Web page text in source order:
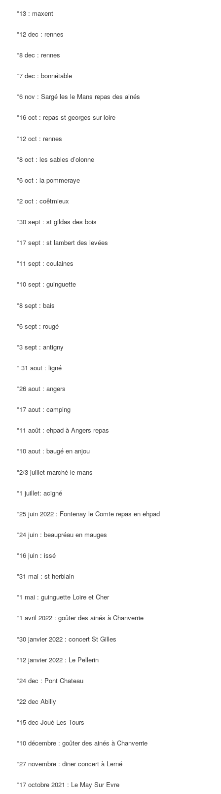
*13 : maxent
*12 dec : rennes
*8 dec : rennes
*7 dec : bonnétable
*6 nov : Sargé les le Mans repas des ainés
*16 oct : repas st georges sur loire
*12 oct : rennes
*8 oct : les sables d’olonne
*6 oct : la pommeraye
*2 oct : coêtmieux
*30 sept : st gildas des bois
*17 sept : st lambert des levées
*11 sept : coulaines
*10 sept : guinguette
*8 sept : bais
*6 sept : rougé
*3 sept : antigny
* 31 aout : ligné
*26 aout : angers
*17 aout : camping
*11 août : ehpad à Angers repas
*10 aout : baugé en anjou
*2/3 juillet marché le mans
*1 juillet: acigné
*25 juin 2022 : Fontenay le Comte repas en ehpad
*24 juin : beaupréau en mauges
*16 juin : issé
*31 mai : st herblain
*1 mai : guinguette Loire et Cher
*1 avril 2022 : goûter des ainés à Chanverrie
*30 janvier 2022 : concert St Gilles
*12 janvier 2022 : Le Pellerin
*24 dec : Pont Chateau
*22 dec Abilly
*15 dec Joué Les Tours
*10 décembre : goûter des ainés à Chanverrie
*27 novembre : diner concert à Lerné
*17 octobre 2021 : Le May Sur Evre